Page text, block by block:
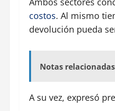
costos. Al mismo
devolución pueda
Notas relacionadas
A su vez, expresó